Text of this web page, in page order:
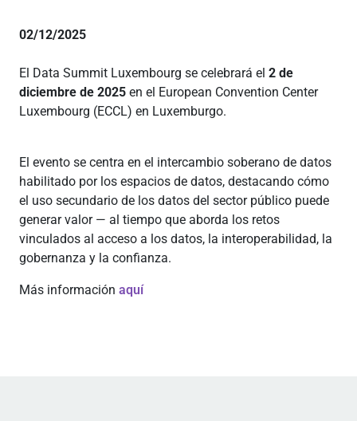
02/12/2025
El Data Summit Luxembourg se celebrará el 2 de
diciembre de 2025 en el European Convention Center
Luxembourg (ECCL) en Luxemburgo.
El evento se centra en el intercambio soberano de datos
habilitado por los espacios de datos, destacando cómo
el uso secundario de los datos del sector público puede
generar valor — al tiempo que aborda los retos
vinculados al acceso a los datos, la interoperabilidad, la
gobernanza y la confianza.
Más información aquí